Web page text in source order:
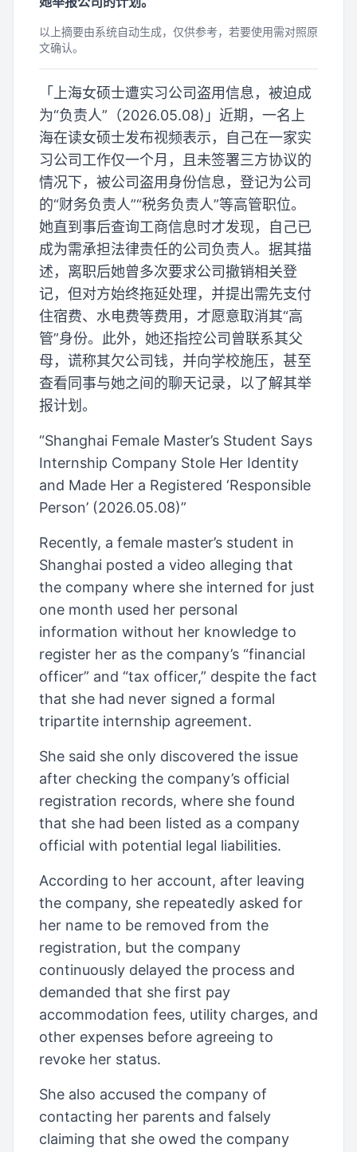
以上摘要由系统自动生成，仅供参考，若要使用需对照原
文确认。
「上海女硕士遭实习公司盗用信息，被迫成
为“负责人”（2026.05.08)」近期，一名上
海在读女硕士发布视频表示，自己在一家实
习公司工作仅一个月，且未签署三方协议的
情况下，被公司盗用身份信息，登记为公司
的“财务负责人”“税务负责人”等高管职位。
她直到事后查询工商信息时才发现，自己已
成为需承担法律责任的公司负责人。据其描
述，离职后她曾多次要求公司撤销相关登
记，但对方始终拖延处理，并提出需先支付
住宿费、水电费等费用，才愿意取消其“高
管”身份。此外，她还指控公司曾联系其父
母，谎称其欠公司钱，并向学校施压，甚至
查看同事与她之间的聊天记录，以了解其举
报计划。
“Shanghai Female Master’s Student Says
Internship Company Stole Her Identity
and Made Her a Registered ‘Responsible
Person’ (2026.05.08)”
Recently, a female master’s student in
Shanghai posted a video alleging that
the company where she interned for just
one month used her personal
information without her knowledge to
register her as the company’s “financial
officer” and “tax officer,” despite the fact
that she had never signed a formal
tripartite internship agreement.
She said she only discovered the issue
after checking the company’s official
registration records, where she found
that she had been listed as a company
official with potential legal liabilities.
According to her account, after leaving
the company, she repeatedly asked for
her name to be removed from the
registration, but the company
continuously delayed the process and
demanded that she first pay
accommodation fees, utility charges, and
other expenses before agreeing to
revoke her status.
She also accused the company of
contacting her parents and falsely
claiming that she owed the company